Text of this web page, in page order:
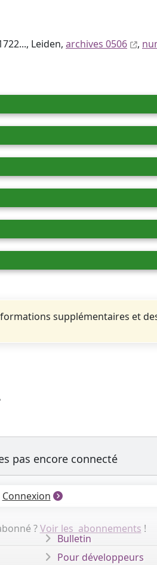
Leiden, archives 0506 ,
supplémentaires et
pas encore connecté
Connexion
?Voir les abonnements !
Bulletin
Pour développeurs